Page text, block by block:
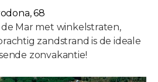
68
Mar met winkelstraten,
zandstrand is de ideale
zonvakantie!